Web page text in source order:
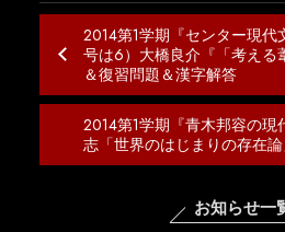
2014第1学期『センター現代
号は6）大橋良介『「考える
＆復習問題＆漢字解答
2014第1学期『青木邦容の現
志「世界のはじまりの存在
お知らせ一